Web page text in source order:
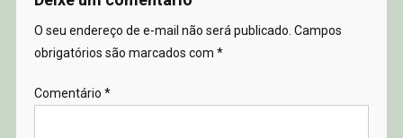
O seu endereço de e-mail não será publicado. Campos
obrigatórios são marcados com *
Comentário *